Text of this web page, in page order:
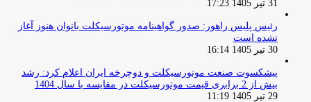
31 تیر 1405 17:23
رئیس پلیس راهور: صدور گواهینامه موتورسیکلت بانوان هنوز آغاز
نشده است
30 تیر 1405 16:14
پیشکسوت صنعت موتورسیکلت و دوچرخه ایران اعلام کرد: رشد
بیش از 2 برابری قیمت موتورسیکلت در مقایسه با سال 1404
29 تیر 1405 11:19